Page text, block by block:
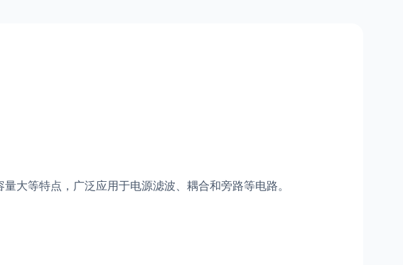
大等特点，广泛应用于电源滤波、耦合和旁路等电路。